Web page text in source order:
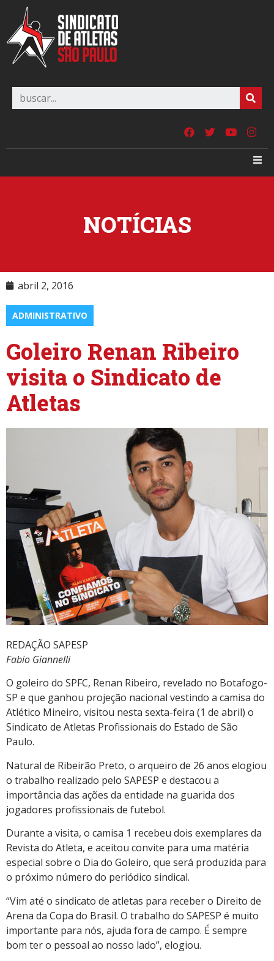
NOTÍCIAS
abril 2, 2016
ADMINISTRATIVO
Goleiro Renan Ribeiro
visita o Sindicato de
Atletas
REDAÇÃO SAPESP
Fabio Giannelli
O goleiro do SPFC, Renan Ribeiro, revelado no Botafogo-
SP e que ganhou projeção nacional vestindo a camisa do
Atlético Mineiro, visitou nesta sexta-feira (1 de abril) o
Sindicato de Atletas Profissionais do Estado de São
Paulo.
Natural de Ribeirão Preto, o arqueiro de 26 anos elogiou
o trabalho realizado pelo SAPESP e destacou a
importância das ações da entidade na guarida dos
jogadores profissionais de futebol.
Durante a visita, o camisa 1 recebeu dois exemplares da
Revista do Atleta, e aceitou convite para uma matéria
especial sobre o Dia do Goleiro, que será produzida para
o próximo número do periódico sindical.
“Vim até o sindicato de atletas para receber o Direito de
Arena da Copa do Brasil. O trabalho do SAPESP é muito
importante para nós, ajuda fora de campo. É sempre
bom ter o pessoal ao nosso lado”, elogiou.